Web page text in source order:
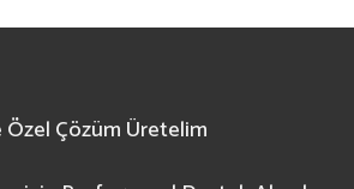
Özel Çözüm Üretelim